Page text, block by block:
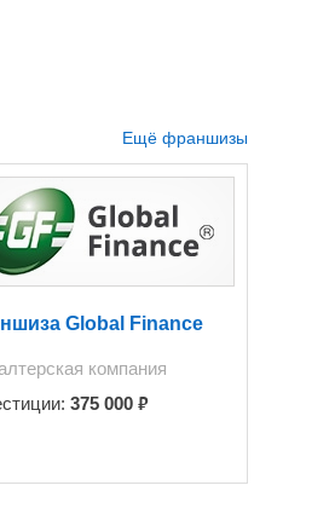
Ещё франшизы
Global Finance
компания
375 000₽